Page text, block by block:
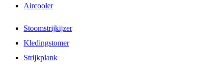
Aircooler
Stoomstrijkijzer
Kledingstomer
Strijkplank